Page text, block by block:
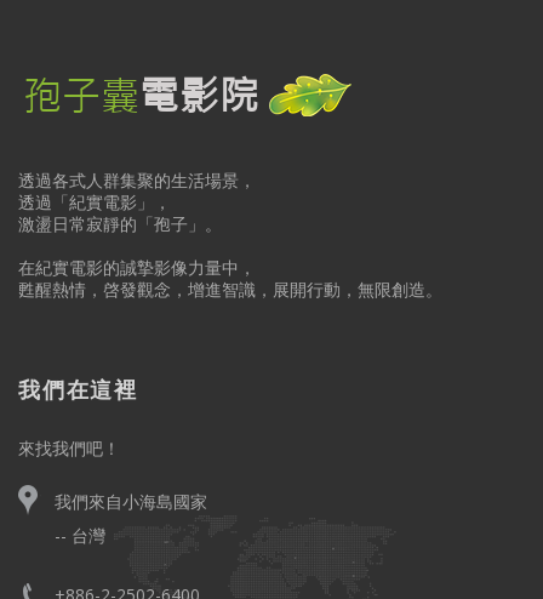
透過各式人群集聚的生活場景，
透過「紀實電影」，
激盪日常寂靜的「孢子」。
在紀實電影的誠摯影像力量中，
甦醒熱情，啓發觀念，增進智識，展開行動，無限創造。
我們在這裡
來找我們吧！
我們來自小海島國家
-- 台灣